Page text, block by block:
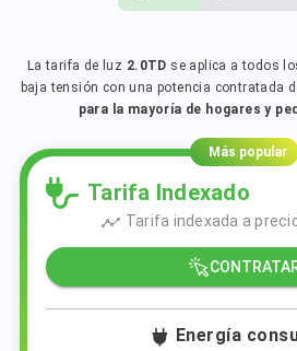
La tarifa de luz 2.0TD se aplica a todos
baja tensión con una potencia contratada
para la mayoría de hogares y
Más popular
Tarifa Indexado
Tarifa indexada a
Energía